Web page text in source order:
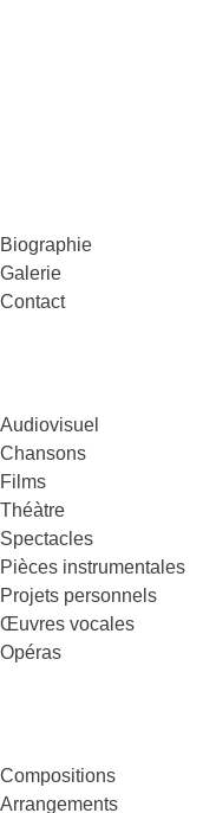
Biographie
Galerie
Contact
Audiovisuel
Chansons
Films
Théàtre
Spectacles
Pièces instrumentales
Projets personnels
Œuvres vocales
Opéras
Compositions
Arrangements